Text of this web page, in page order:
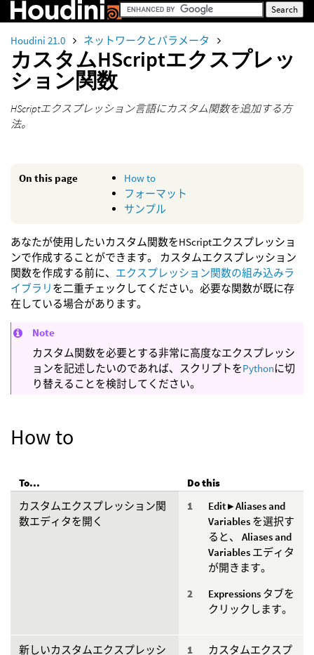
Houdini 21.0 ネットワークとパラメータ
カスタムHScriptエクスプレッ
ション関数
HScriptエクスプレッション言語にカスタム関数を追加する方
法。
On this page
How to
フォーマット
サンプル
あなたが使用したいカスタム関数をHScriptエクスプレッショ
ンで作成することができます。 カスタムエクスプレッション
関数を作成する前に、 エクスプレッション関数の組み込みラ
イブラリ を二重チェックしてください。必要な関数が既に存
在している場合があります。
Note
カスタム関数を必要とする非常に高度なエクスプレッシ
ョンを記述したいのであれば、スクリプトをPythonに切
り替えることを検討してください。
How to
To...
Do this
カスタムエクスプレッション関
数エディタを開く
Edit ▸ Aliases and
Variables を選択す
ると、 Aliases and
Variables エディタ
が開きます。
Expressions タブを
クリックします。
新しいカスタムエクスプレッシ
カスタムエクスプ